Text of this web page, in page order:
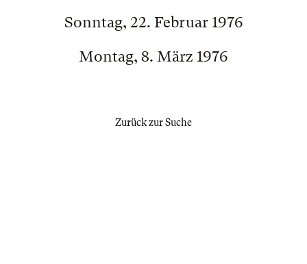
Sonntag, 22. Februar 1976
Montag, 8. März 1976
Zurück zur Suche